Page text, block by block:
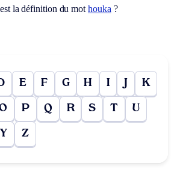
la définition du mot houka ?
E F G H I J K
P Q R S T U
Y Z